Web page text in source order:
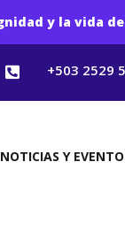
y la vida
 +503 2529
NOTICIAS Y